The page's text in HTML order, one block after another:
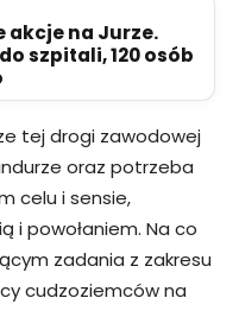
akcje na Jurze.
szpitali, 120 osób
tej drogi zawodowej
oraz potrzeba
celu i sensie,
i powołaniem. Na co
zadania z zakresu
cudzoziemców na